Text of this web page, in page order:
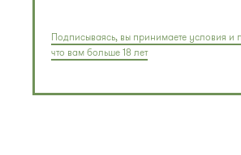
Подписываясь, вы принимаете условия и
что вам больше 18 лет